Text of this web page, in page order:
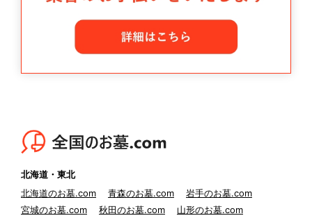
北海道・東北
北海道のお墓.com
青森のお墓.com
岩手のお墓.com
宮城のお墓.com
秋田のお墓.com
山形のお墓.com